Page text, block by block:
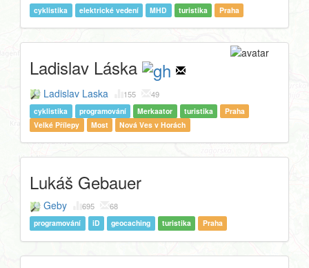
cyklistika elektrické vedení MHD turistika Praha
Ladislav Láska
Ladislav Laska 155 49
cyklistika programování Merkaator turistika
Praha
Velké Přílepy
Most Nová Ves v Horách
Lukáš Gebauer
Geby 695 68
programování iD geocaching turistika Praha